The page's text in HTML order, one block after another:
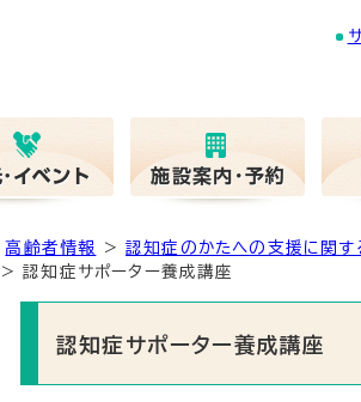
高齢者情報 >認知症のかたへの支援に関す
> 認知症サポーター養成講座
認知症サポーター養成講座